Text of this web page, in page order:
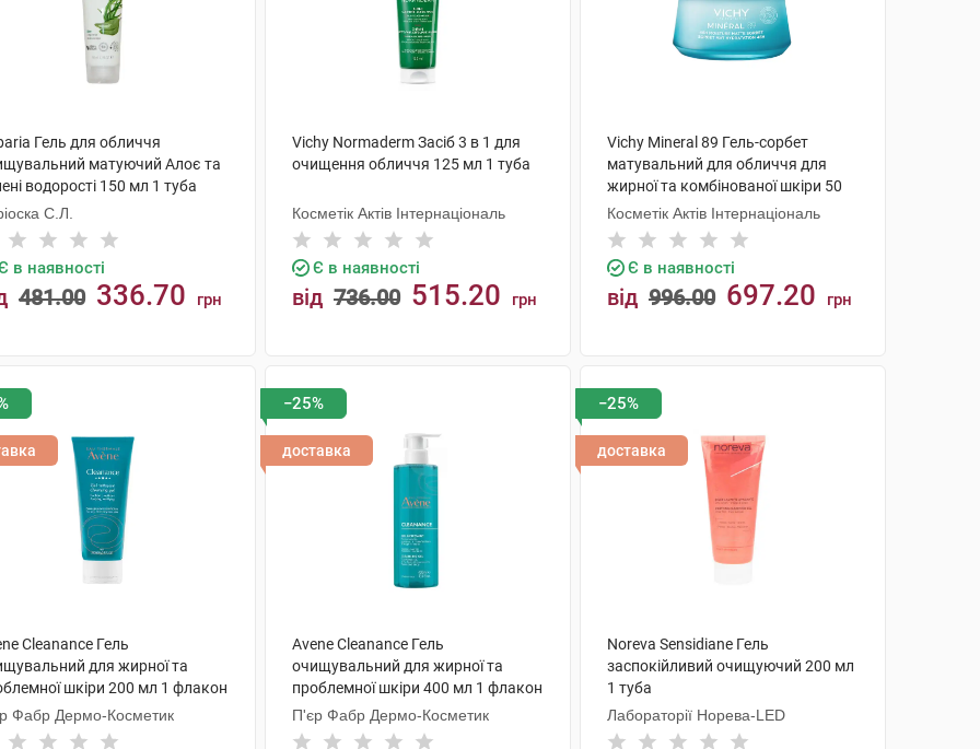
Гель для обличчя
матуючий Алоє та
водорості 150 мл 1 туба
С.Л.
в наявності
481.00 336.70 грн
Vichy Normaderm Засіб 3 в 1 для
очищення обличчя 125 мл 1 туба
Косметік Актів Інтернаціональ
Є в наявності
від 736.00 515.20 грн
Vichy Mineral 89 Гель-сорбет
матувальний для обличчя для
жирної та комбінованої шкіри 50
мл 1 банка
Косметік Актів Інтернаціональ
Є в наявності
від 996.00 697.20 грн
Cleanance Гель
для жирної та
шкіри 200 мл 1 флакон
Фабр Дермо-Косметик
−25%
доставка
Avene Cleanance Гель
очищувальний для жирної та
проблемної шкіри 400 мл 1 флакон
П'єр Фабр Дермо-Косметик
−25%
доставка
Noreva Sensidiane Гель
заспокійливий очищуючий 200 мл
1 туба
Лабораторії Норева-LED